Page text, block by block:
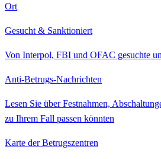
Ort
Gesucht & Sanktioniert
Von Interpol, FBI und OFAC gesuchte
Anti-Betrugs-Nachrichten
Lesen Sie über Festnahmen,
zu Ihrem Fall passen könnten
Karte der Betrugszentren